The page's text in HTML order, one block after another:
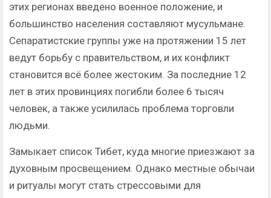
этих регионах введено военное положение, и
большинство населения составляют мусульмане.
Сепаратистские группы уже на протяжении 15 лет
ведут борьбу с правительством, и их конфликт
становится всё более жестоким. За последние 12
лет в этих провинциях погибли более 6 тысяч
человек, а также усилилась проблема торговли
людьми.
Замыкает список Тибет, куда многие приезжают за
духовным просвещением. Однако местные обычаи
и ритуалы могут стать стрессовыми для